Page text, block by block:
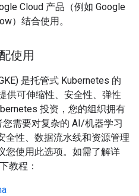
Cloud 产品（例如 Google
）结合使用。
使用
是托管式 Kubernetes 的
供可伸缩性、安全性、弹性
投资，您的组织拥有
需要对复杂的 AI/机器学习
全性、数据流水线和资源管理
您使用此选项。如需了解详
教程：